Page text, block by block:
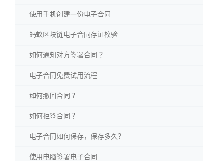
使用手机创建一份电子合同
蚂蚁区块链电子合同存证校验
如何通知对方签署合同 ？
电子合同免费试用流程
如何撤回合同 ？
如何拒签合同 ？
电子合同如何保存，保存多久？
使用电脑签署电子合同